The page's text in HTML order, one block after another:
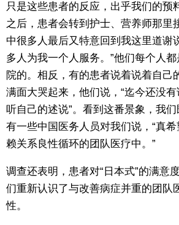
只是这些患者的反应，出乎我们的预
之后，患者会转到护士、营养师那里
中很多人最后又特意回到我这里道谢
多人为我一个人服务。”他们每个人
院的。相反，有的患者说着说着自己
满面大哭起来，他们说，“迄今还没
听自己的述说”。看到这番景象，我
有一些中国医务人员对我们说，“真
赖关系良性循环的团队医疗中。”
调查还表明，患者对“日本式”的满意
们重新认识了与改善病症并重的团队
性。